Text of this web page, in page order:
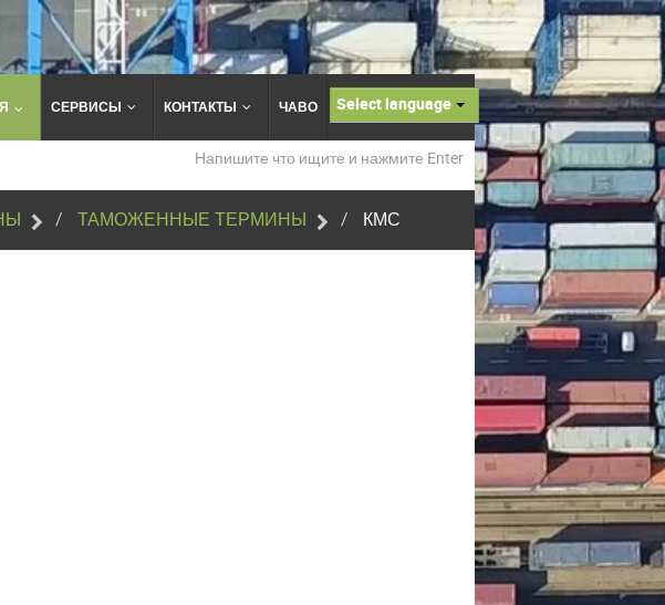
СЕРВИСЫ КОНТАКТЫ ЧАВО Select language
сайту
ТАМОЖЕННЫЕ ТЕРМИНЫ КМС